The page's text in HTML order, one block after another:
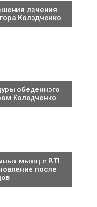
лечения
Колодченко
обеденного
Колодченко
мышц с BTL
после